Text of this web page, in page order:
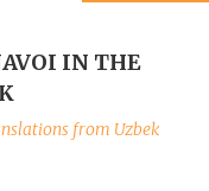
IN THE
from Uzbek